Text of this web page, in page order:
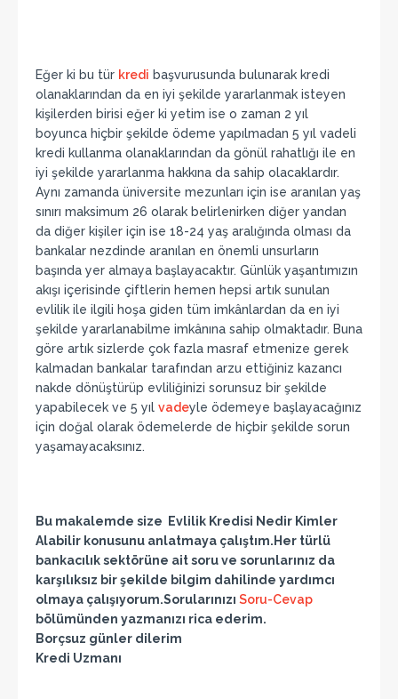
Eğer ki bu tür kredi başvurusunda bulunarak kredi
olanaklarından da en iyi şekilde yararlanmak isteyen
kişilerden birisi eğer ki yetim ise o zaman 2 yıl
boyunca hiçbir şekilde ödeme yapılmadan 5 yıl vadeli
kredi kullanma olanaklarından da gönül rahatlığı ile en
iyi şekilde yararlanma hakkına da sahip olacaklardır.
Aynı zamanda üniversite mezunları için ise aranılan yaş
sınırı maksimum 26 olarak belirlenirken diğer yandan
da diğer kişiler için ise 18-24 yaş aralığında olması da
bankalar nezdinde aranılan en önemli unsurların
başında yer almaya başlayacaktır. Günlük yaşantımızın
akışı içerisinde çiftlerin hemen hepsi artık sunulan
evlilik ile ilgili hoşa giden tüm imkânlardan da en iyi
şekilde yararlanabilme imkânına sahip olmaktadır. Buna
göre artık sizlerde çok fazla masraf etmenize gerek
kalmadan bankalar tarafından arzu ettiğiniz kazancı
nakde dönüştürüp evliliğinizi sorunsuz bir şekilde
yapabilecek ve 5 yıl vadeyle ödemeye başlayacağınız
için doğal olarak ödemelerde de hiçbir şekilde sorun
yaşamayacaksınız.
Bu makalemde size Evlilik Kredisi Nedir Kimler
Alabilir konusunu anlatmaya çalıştım.Her türlü
bankacılık sektörüne ait soru ve sorunlarınız da
karşılıksız bir şekilde bilgim dahilinde yardımcı
olmaya çalışıyorum.Sorularınızı Soru-Cevap
bölümünden yazmanızı rica ederim.
Borçsuz günler dilerim
Kredi Uzmanı